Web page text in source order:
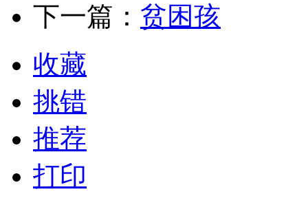
下一篇： 贫困孩
收藏
挑错
推荐
打印